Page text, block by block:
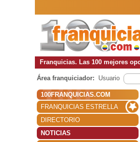
Franquicias. Las 100 mejores
Área franquiciador: Usuario
100FRANQUICIAS.COM
FRANQUICIAS ESTRELLA
DIRECTORIO
NOTICIAS